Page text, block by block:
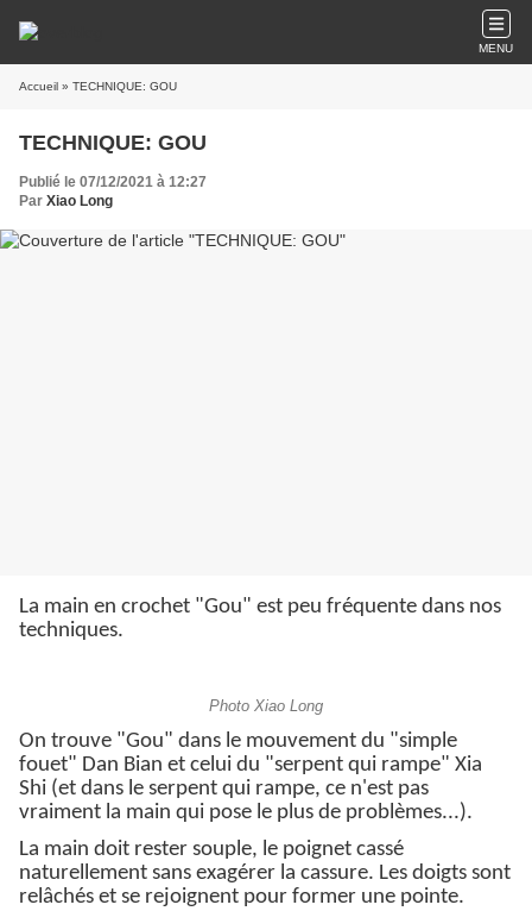
MENU
Accueil » TECHNIQUE: GOU
TECHNIQUE: GOU
Publié le 07/12/2021 à 12:27
Par Xiao Long
La main en crochet "Gou" est peu fréquente dans nos
techniques.
Photo Xiao Long
On trouve "Gou" dans le mouvement du "simple
fouet" Dan Bian et celui du "serpent qui rampe" Xia
Shi (et dans le serpent qui rampe, ce n'est pas
vraiment la main qui pose le plus de problèmes...).
La main doit rester souple, le poignet cassé
naturellement sans exagérer la cassure. Les doigts sont
relâchés et se rejoignent pour former une pointe.